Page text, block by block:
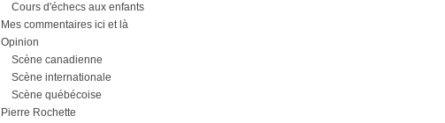
Cours d'échecs aux enfants
Mes commentaires ici et là
Opinion
Scène canadienne
Scène internationale
Scène québécoise
Pierre Rochette